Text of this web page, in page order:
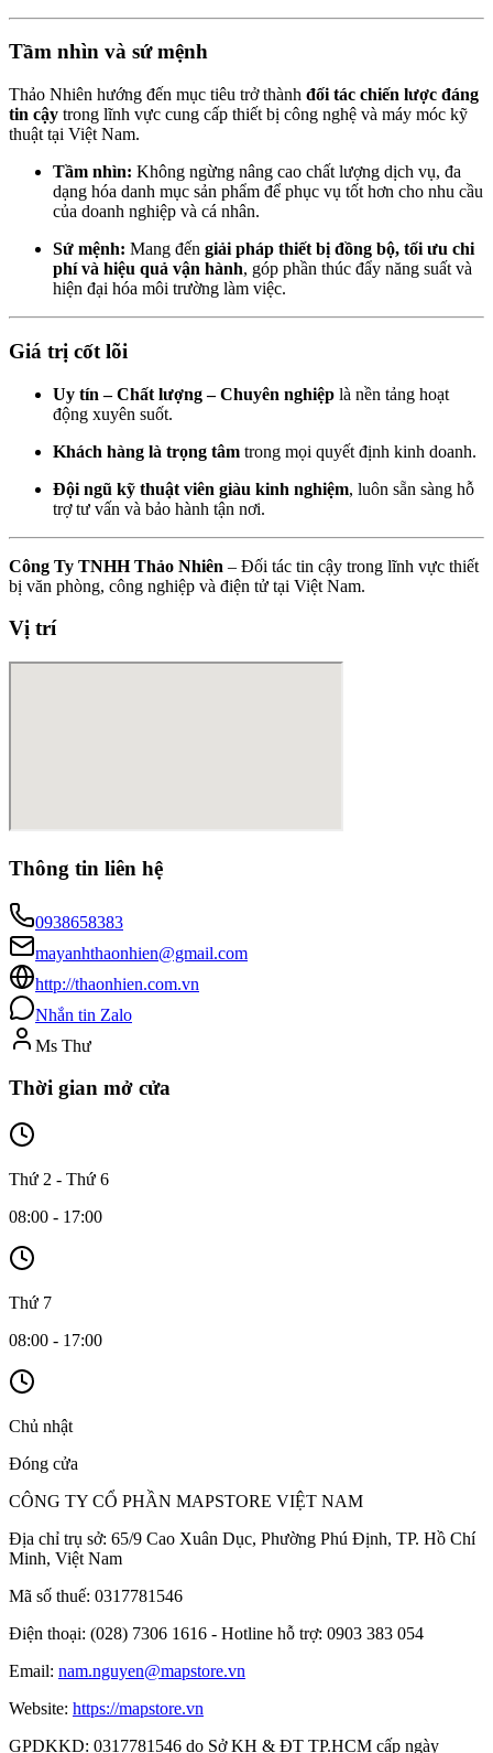
Tầm nhìn và sứ mệnh
Thảo Nhiên hướng đến mục tiêu trở thành đối tác chiến lược đáng
tin cậy trong lĩnh vực cung cấp thiết bị công nghệ và máy móc kỹ
thuật tại Việt Nam.
Tầm nhìn: Không ngừng nâng cao chất lượng dịch vụ, đa
dạng hóa danh mục sản phẩm để phục vụ tốt hơn cho nhu cầu
của doanh nghiệp và cá nhân.
Sứ mệnh: Mang đến giải pháp thiết bị đồng bộ, tối ưu chi
phí và hiệu quả vận hành, góp phần thúc đẩy năng suất và
hiện đại hóa môi trường làm việc.
Giá trị cốt lõi
Uy tín – Chất lượng – Chuyên nghiệp là nền tảng hoạt
động xuyên suốt.
Khách hàng là trọng tâm trong mọi quyết định kinh doanh.
Đội ngũ kỹ thuật viên giàu kinh nghiệm, luôn sẵn sàng hỗ
trợ tư vấn và bảo hành tận nơi.
Công Ty TNHH Thảo Nhiên – Đối tác tin cậy trong lĩnh vực thiết
bị văn phòng, công nghiệp và điện tử tại Việt Nam.
Vị trí
Thông tin liên hệ
0938658383
mayanhthaonhien@gmail.com
http://thaonhien.com.vn
Nhắn tin Zalo
Ms Thư
Thời gian mở cửa
Thứ 2 - Thứ 6
08:00 - 17:00
Thứ 7
08:00 - 17:00
Chủ nhật
Đóng cửa
CÔNG TY CỔ PHẦN MAPSTORE VIỆT NAM
Địa chỉ trụ sở: 65/9 Cao Xuân Dục, Phường Phú Định, TP. Hồ Chí
Minh, Việt Nam
Mã số thuế: 0317781546
Điện thoại: (028) 7306 1616 - Hotline hỗ trợ: 0903 383 054
Email: nam.nguyen@mapstore.vn
Website: https://mapstore.vn
GPDKKD: 0317781546 do Sở KH & ĐT TP.HCM cấp ngày